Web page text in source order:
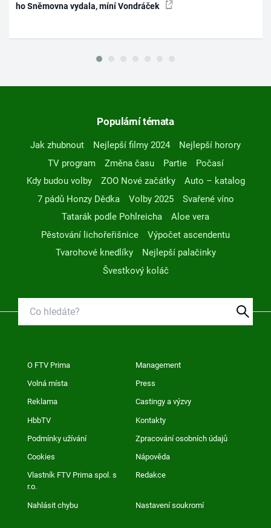
ho Sněmovna vydala, míní Vondráček
Populární témata
Jak zhubnout Nejlepší filmy 2024
Nejlepší horory
TV program
Změna času Partie
Počasí
Kdy budou volby
ZOO Nové začátky
Auto – katalog
7 pádů Honzy Dědka
Volby 2025
Svařené víno
Tatarák podle Pohlreicha
Aloe vera
Pěstování lichořeřišnice
Výpočet ascendentu
Tvarohové knedlíky
Nejlepší palačinky
Švestkový koláč
O FTV Prima Management
Volná místa Press
Reklama Castingy a výzvy
HbbTV Kontakty
Podmínky užívání Zpracování osobních údajů
Cookies Nápověda
Vlastník FTV Prima spol. s
r.o.
Redakce
Nahlásit chybu Nastavení soukromí